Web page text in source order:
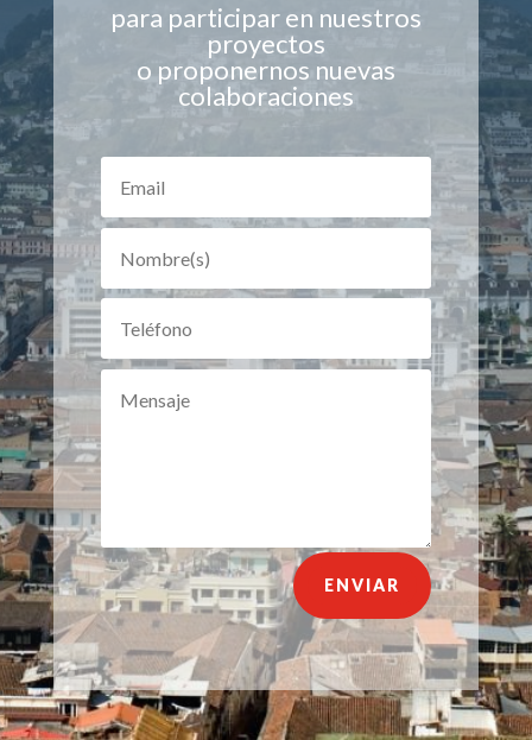
para participar en nuestros
proyectos
o proponernos nuevas
colaboraciones
ENVIAR